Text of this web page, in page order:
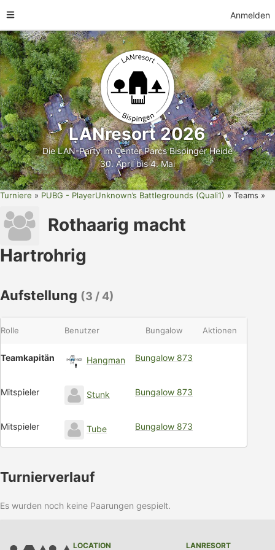
Anmelden
LANresort 2026
Die LAN-Party im Center Parcs Bispinger Heide
30. April bis 4. Mai
Turniere PUBG - PlayerUnknown’s Battlegrounds (Quali1) Teams
Rothaarig macht
Hartrohrig
Aufstellung (3 / 4)
Rolle Benutzer Bungalow Aktionen
Teamkapitän Hangman Bungalow 873
Mitspieler Stunk Bungalow 873
Mitspieler Tube Bungalow 873
Turnierverlauf
Es wurden noch keine Paarungen gespielt.
LOCATION LANRESORT